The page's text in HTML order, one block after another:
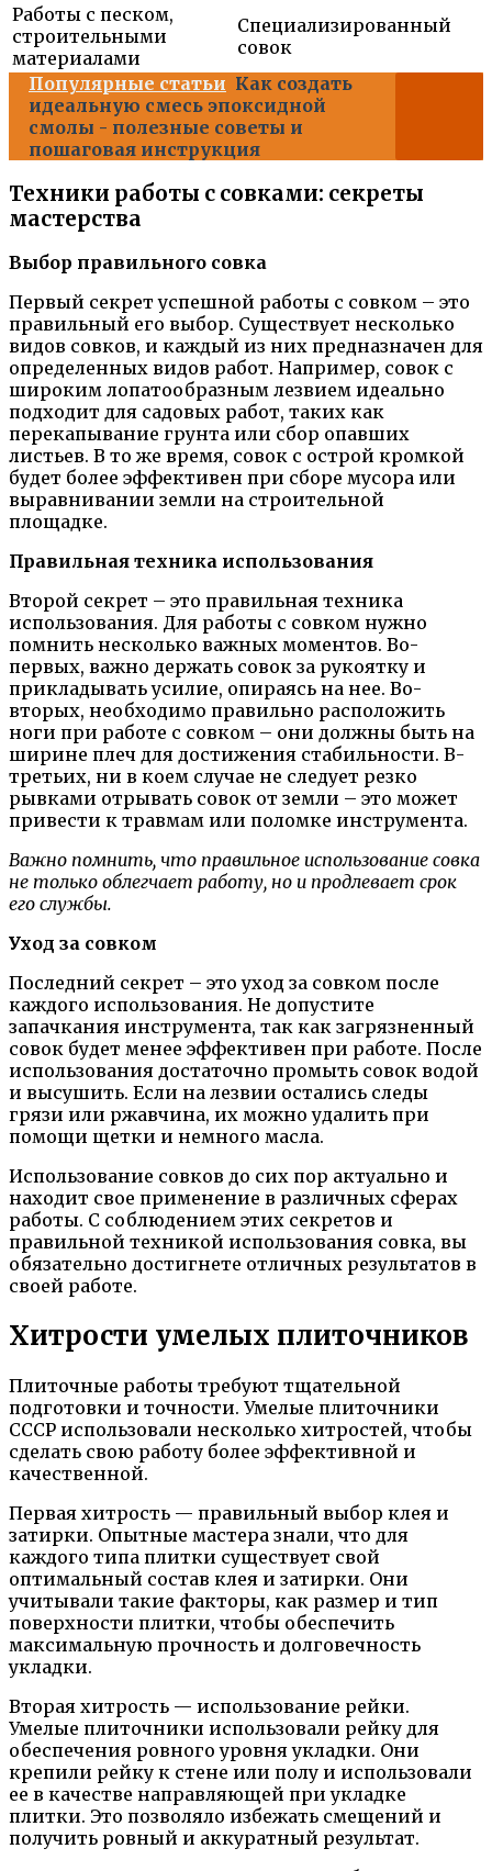
Работы с песком,
строительными
материалами
Специализированный
совок
Популярные статьи Как создать
идеальную смесь эпоксидной
смолы - полезные советы и
пошаговая инструкция
Техники работы с совками: секреты
мастерства
Выбор правильного совка
Первый секрет успешной работы с совком – это
правильный его выбор. Существует несколько
видов совков, и каждый из них предназначен для
определенных видов работ. Например, совок с
широким лопатообразным лезвием идеально
подходит для садовых работ, таких как
перекапывание грунта или сбор опавших
листьев. В то же время, совок с острой кромкой
будет более эффективен при сборе мусора или
выравнивании земли на строительной
площадке.
Правильная техника использования
Второй секрет – это правильная техника
использования. Для работы с совком нужно
помнить несколько важных моментов. Во-
первых, важно держать совок за рукоятку и
прикладывать усилие, опираясь на нее. Во-
вторых, необходимо правильно расположить
ноги при работе с совком – они должны быть на
ширине плеч для достижения стабильности. В-
третьих, ни в коем случае не следует резко
рывками отрывать совок от земли – это может
привести к травмам или поломке инструмента.
Важно помнить, что правильное использование совка
не только облегчает работу, но и продлевает срок
его службы.
Уход за совком
Последний секрет – это уход за совком после
каждого использования. Не допустите
запачкания инструмента, так как загрязненный
совок будет менее эффективен при работе. После
использования достаточно промыть совок водой
и высушить. Если на лезвии остались следы
грязи или ржавчина, их можно удалить при
помощи щетки и немного масла.
Использование совков до сих пор актуально и
находит свое применение в различных сферах
работы. С соблюдением этих секретов и
правильной техникой использования совка, вы
обязательно достигнете отличных результатов в
своей работе.
Хитрости умелых плиточников
Плиточные работы требуют тщательной
подготовки и точности. Умелые плиточники
СССР использовали несколько хитростей, чтобы
сделать свою работу более эффективной и
качественной.
Первая хитрость — правильный выбор клея и
затирки. Опытные мастера знали, что для
каждого типа плитки существует свой
оптимальный состав клея и затирки. Они
учитывали такие факторы, как размер и тип
поверхности плитки, чтобы обеспечить
максимальную прочность и долговечность
укладки.
Вторая хитрость — использование рейки.
Умелые плиточники использовали рейку для
обеспечения ровного уровня укладки. Они
крепили рейку к стене или полу и использовали
ее в качестве направляющей при укладке
плитки. Это позволяло избежать смещений и
получить ровный и аккуратный результат.